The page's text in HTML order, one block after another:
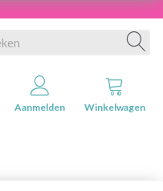
Aanmelden Winkelwagen